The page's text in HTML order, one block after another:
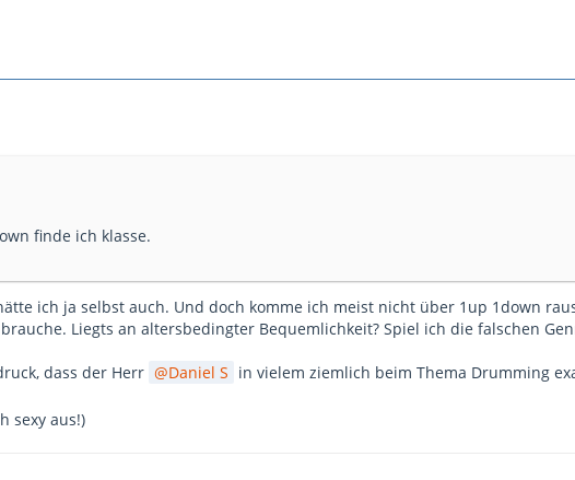
finde ich klasse.
ich ja selbst auch. Und doch komme ich meist nicht über 1up 1down
Liegts an altersbedingter Bequemlichkeit? Spiel ich die falschen
dass der Herr Daniel S in vielem ziemlich beim Thema Drumming
sexy aus!)